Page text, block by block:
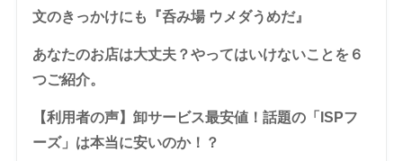
文のきっかけにも『呑み場 ウメダうめだ』
あなたのお店は大丈夫？やってはいけないことを６
つご紹介。
【利用者の声】卸サービス最安値！話題の「ISPフ
ーズ」は本当に安いのか！？